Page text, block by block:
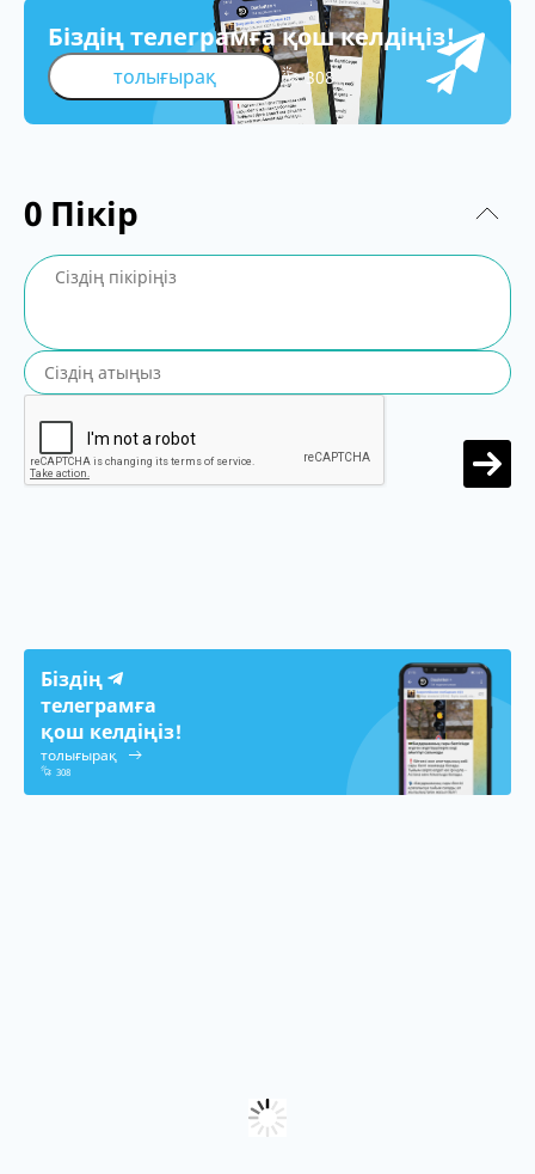
Біздің телеграмға қош келдіңіз!
толығырақ 308
0 Пікір
Біздің
телеграмға
қош келдіңіз!
толығырақ
308